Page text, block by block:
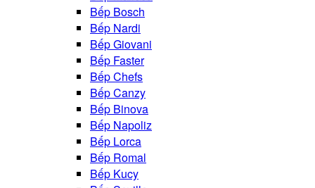
Bếp Bosch
Bếp Nardi
Bếp Giovani
Bếp Faster
Bếp Chefs
Bếp Canzy
Bếp Binova
Bếp Napoliz
Bếp Lorca
Bếp Romal
Bếp Kucy